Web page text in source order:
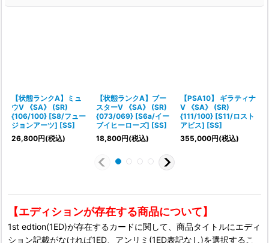
【状態ランクA】ミュ
ウV 《SA》 (SR)
{106/100} [S8/フュー
ジョンアーツ] [SS]
26,800円(税込)
【状態ランクA】ブー
スターV 《SA》 (SR)
{073/069} [S6a/イー
ブイヒーローズ] [SS]
18,800円(税込)
【PSA10】 ギラティナ
V 《SA》 (SR)
{111/100} [S11/ロスト
アビス] [SS]
355,000円(税込)
【エディションが存在する商品について】
1st edtion(1ED)が存在するカードに関して、商品タイトルにエディ
ション記載がなければ1ED、アンリミ(1ED表記なし)を選択するこ